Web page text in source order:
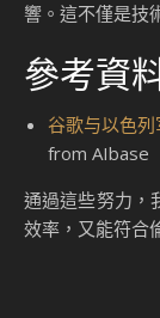
響。這不僅是技
參考資
谷歌与以色
from AIbase
通過這些努力，
效率，又能符合